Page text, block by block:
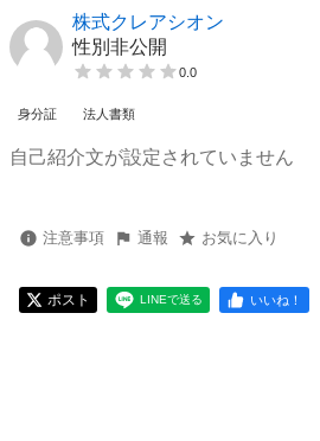
株式クレアシオン
性別非公開
0.0
身分証 法人書類
自己紹介文が設定されていません
注意事項 通報 お気に入り
ポスト LINEで送る いいね！